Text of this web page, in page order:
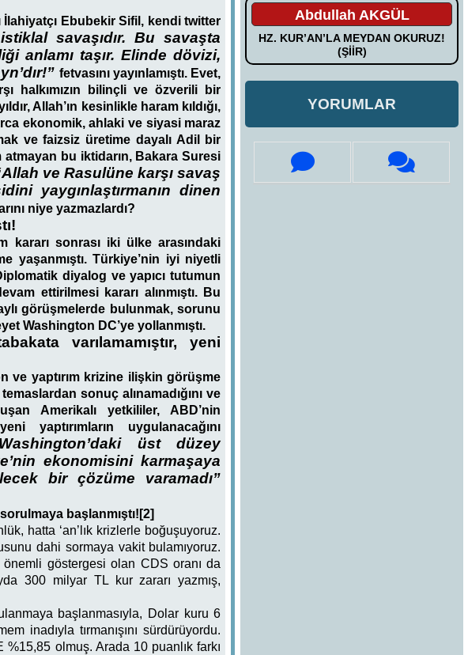
İlahiyatçı Ebubekir Sifil, kendi twitter
istiklal savaşıdır. Bu savaşta
anlamı taşır. Elinde dövizi,
fetvasını yayınlamıştı. Evet,
halkımızın bilinçli ve özverili bir
Allah’ın kesinlikle haram kıldığı,
ekonomik, ahlaki ve siyasi maraz
ve faizsiz üretime dayalı Adil bir
bu iktidarın, Bakara Suresi
ve Rasulüne karşı savaş
yaygınlaştırmanın dinen
niye yazmazlardı?
kararı sonrası iki ülke arasındaki
yaşanmıştı. Türkiye’nin iyi niyetli
diyalog ve yapıcı tutumun
ettirilmesi kararı alınmıştı. Bu
görüşmelerde bulunmak, sorunu
Washington DC’ye yollanmıştı.
varılamamıştır, yeni
ve yaptırım krizine ilişkin görüşme
sonuç alınamadığını ve
Amerikalı yetkililer, ABD’nin
yaptırımların uygulanacağını
üst düzey
ekonomisini karmaşaya
bir çözüme varamadı”
başlanmıştı![2]
hatta ‘an’lık krizlerle boğuşuyoruz.
dahi sormaya vakit bulamıyoruz.
göstergesi olan CDS oranı da
300 milyar TL kur zararı yazmış,
başlanmasıyla, Dolar kuru 6
inadıyla tırmanışını sürdürüyordu.
olmuş. Arada 10 puanlık farkı
Abdullah AKGÜL
HZ. KUR’AN’LA MEYDAN OKURUZ!
(ŞİİR)
YORUMLAR